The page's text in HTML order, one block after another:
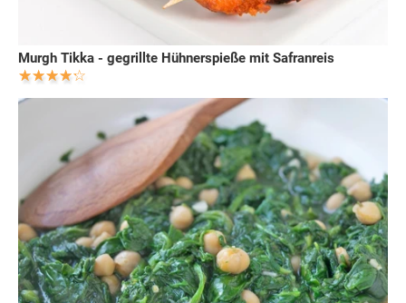
Murgh Tikka - gegrillte Hühnerspieße mit Safranreis